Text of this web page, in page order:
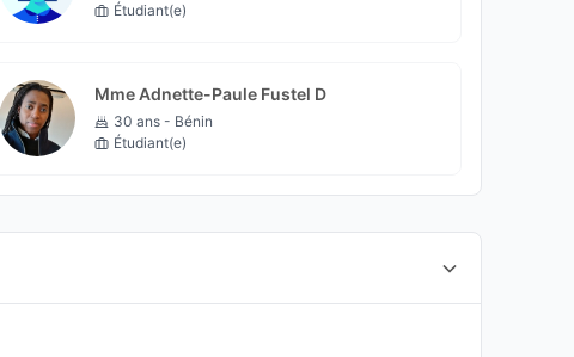
Étudiant(e)
Mme Adnette-Paule Fustel D
30 ans - Bénin
Étudiant(e)